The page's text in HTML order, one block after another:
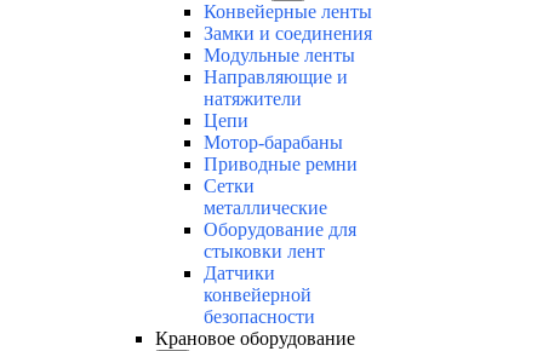
Конвейерные ленты
Замки и соединения
Модульные ленты
Направляющие и
натяжители
Цепи
Мотор-барабаны
Приводные ремни
Сетки
металлические
Оборудование для
стыковки лент
Датчики
конвейерной
безопасности
Крановое оборудование